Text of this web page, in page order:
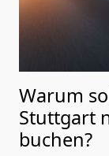
Warum
Stuttgart
buchen?